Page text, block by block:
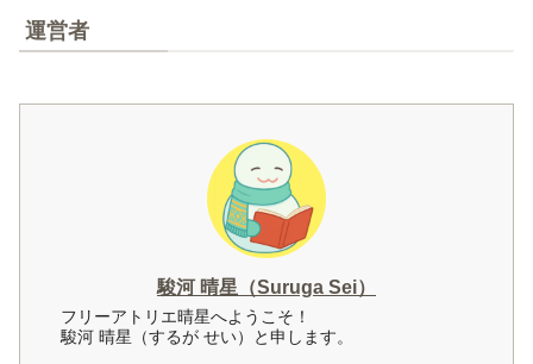
運営者
駿河 晴星（Suruga Sei）
フリーアトリエ晴星へようこそ！
駿河 晴星（するが せい）と申します。